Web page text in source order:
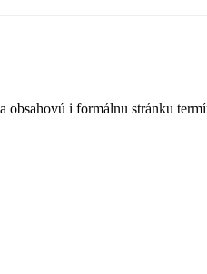
i formálnu stránku